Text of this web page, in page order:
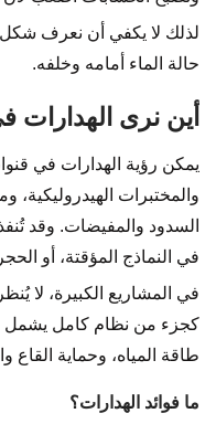
لذلك لا يكفي أن نعرف
حالة الماء أمامه وخلفه.
أين نرى الهدارات
يمكن رؤية الهدارات في
والمختبرات
السدود والمفيضات. وقد
في النماذج المؤقتة، أو
في المشاريع الكبيرة، لا
كجزء من نظام كامل يشمل
طاقة المياه، وحماية القاع
ما فوائد الهدارات؟